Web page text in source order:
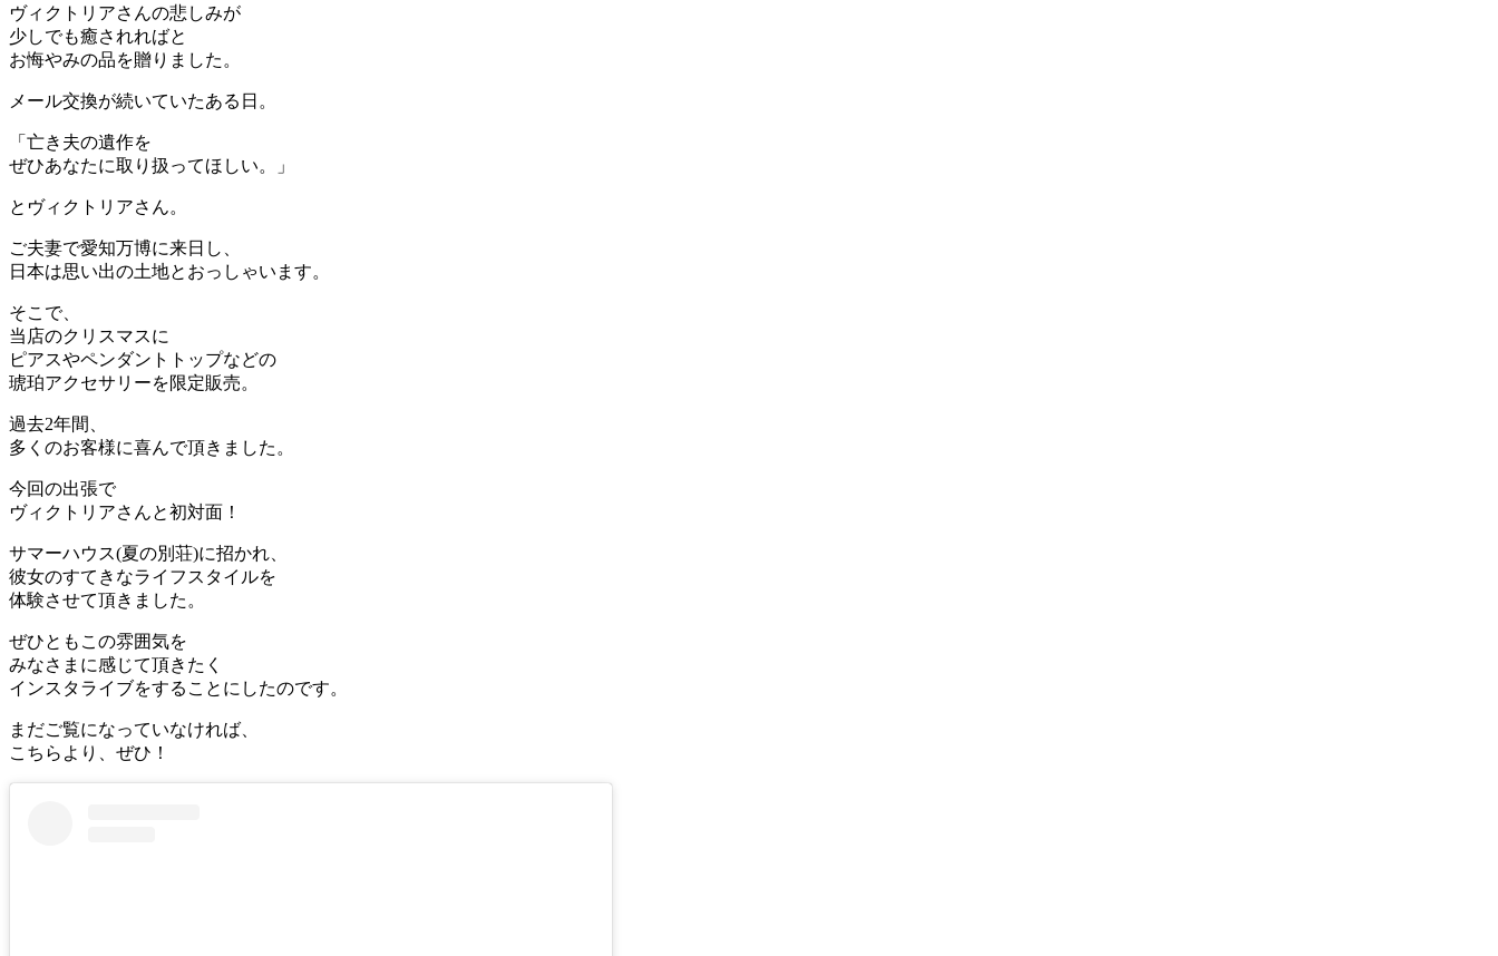
ヴィクトリアさんの悲しみが
少しでも癒されればと
お悔やみの品を贈りました。
メール交換が続いていたある日。
「亡き夫の遺作を
ぜひあなたに取り扱ってほしい。」
とヴィクトリアさん。
ご夫妻で愛知万博に来日し、
日本は思い出の土地とおっしゃいます。
そこで、
当店のクリスマスに
ピアスやペンダントトップなどの
琥珀アクセサリーを限定販売。
過去2年間、
多くのお客様に喜んで頂きました。
今回の出張で
ヴィクトリアさんと初対面！
サマーハウス(夏の別荘)に招かれ、
彼女のすてきなライフスタイルを
体験させて頂きました。
ぜひともこの雰囲気を
みなさまに感じて頂きたく
インスタライブをすることにしたのです。
まだご覧になっていなければ、
こちらより、ぜひ！